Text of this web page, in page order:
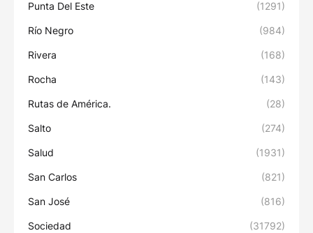
Punta Del Este (1291)
Río Negro (984)
Rivera (168)
Rocha (143)
Rutas de América. (28)
Salto (274)
Salud (1931)
San Carlos (821)
San José (816)
Sociedad (31792)